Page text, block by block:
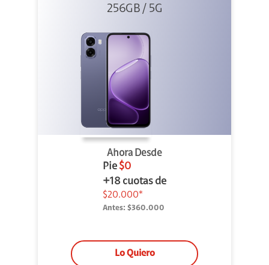
256GB / 5G
Ahora Desde
Pie $0
+18 cuotas de
$20.000*
Antes: $360.000
Lo Quiero